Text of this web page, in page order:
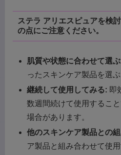
ステラ アリエスピュアを検
の点にご注意ください。
肌質や状態に合わせて選
ったスキンケア製品を選
継続して使用してみる: 即
数週間続けて使用するこ
場合があります。
他のスキンケア製品との
ア製品と組み合わせて使